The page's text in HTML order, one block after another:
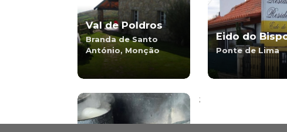
Val de Poldros
Branda de Santo
António, Monção
Eido do
Ponte de Lima
;